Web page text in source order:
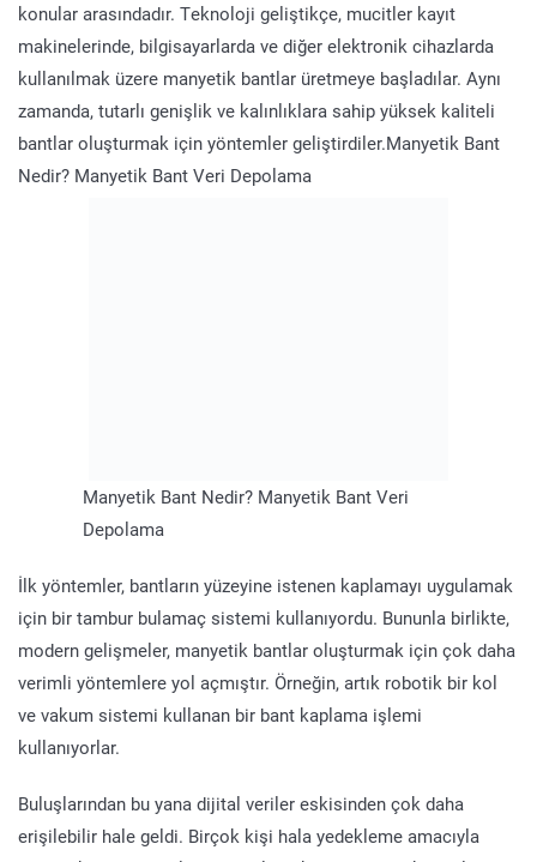
konular arasındadır. Teknoloji geliştikçe, mucitler kayıt
makinelerinde, bilgisayarlarda ve diğer elektronik cihazlarda
kullanılmak üzere manyetik bantlar üretmeye başladılar. Aynı
zamanda, tutarlı genişlik ve kalınlıklara sahip yüksek kaliteli
bantlar oluşturmak için yöntemler geliştirdiler.Manyetik Bant
Nedir? Manyetik Bant Veri Depolama
Manyetik Bant Nedir? Manyetik Bant Veri
Depolama
İlk yöntemler, bantların yüzeyine istenen kaplamayı uygulamak
için bir tambur bulamaç sistemi kullanıyordu. Bununla birlikte,
modern gelişmeler, manyetik bantlar oluşturmak için çok daha
verimli yöntemlere yol açmıştır. Örneğin, artık robotik bir kol
ve vakum sistemi kullanan bir bant kaplama işlemi
kullanıyorlar.
Buluşlarından bu yana dijital veriler eskisinden çok daha
erişilebilir hale geldi. Birçok kişi hala yedekleme amacıyla